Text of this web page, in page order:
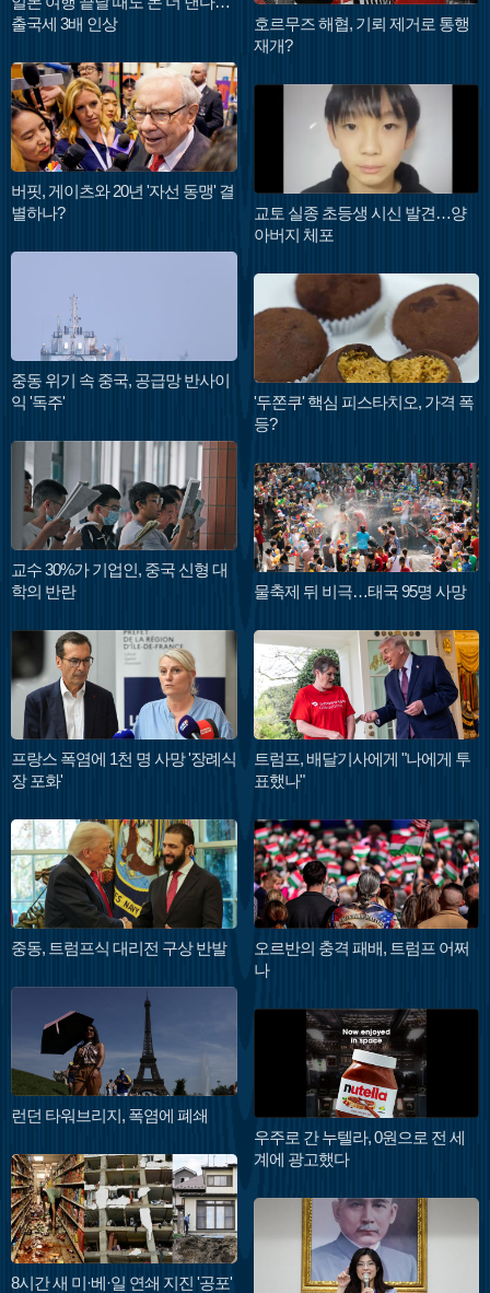
출국세 3배 인상
버핏, 게이츠와 20년 '자선 동맹' 결
별하나?
중동 위기 속 중국, 공급망 반사이
익 '독주'
교수 30%가 기업인, 중국 신형 대
학의 반란
프랑스 폭염에 1천 명 사망 '장례식
장 포화'
중동, 트럼프식 대리전 구상 반발
런던 타워브리지, 폭염에 폐쇄
8시간 새 미·베·일 연쇄 지진 '공포'
호르무즈 해협, 기뢰 제거로 통행
재개?
교토 실종 초등생 시신 발견…양
아버지 체포
'두쫀쿠' 핵심 피스타치오, 가격 폭
등?
물축제 뒤 비극…태국 95명 사망
트럼프, 배달기사에게 "나에게 투
표했나"
오르반의 충격 패배, 트럼프 어쩌
나
우주로 간 누텔라, 0원으로 전 세
계에 광고했다